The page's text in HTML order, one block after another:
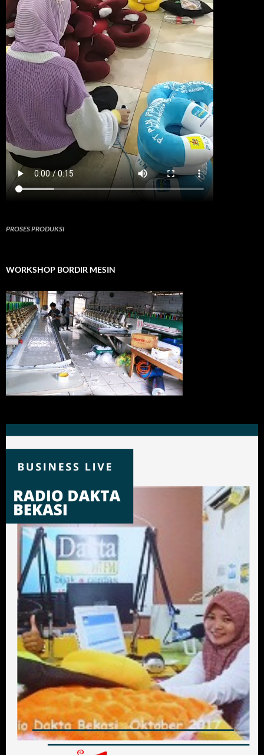
PROSES PRODUKSI
WORKSHOP BORDIR MESIN